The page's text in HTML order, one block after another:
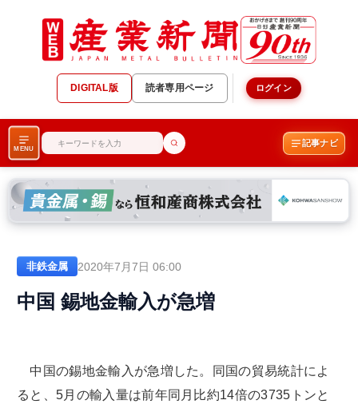
DIGITAL版 読者専用ページ ログイン
MENU
記事ナビ
非鉄金属 2020年7月7日 06:00
中国 錫地金輸入が急増
中国の錫地金輸入が急増した。同国の貿易統計によ
ると、5月の輸入量は前年同月比約14倍の3735トンと